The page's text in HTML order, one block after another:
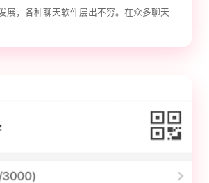
展，各种聊天软件层出不穷。在众多聊天